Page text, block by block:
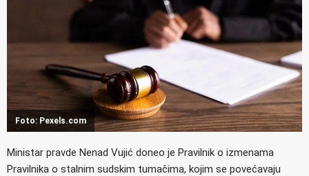
Foto: Pexels.com
Ministar pravde Nenad Vujić doneo je Pravilnik o izmenama
Pravilnika o stalnim sudskim tumačima, kojim se povećavaju